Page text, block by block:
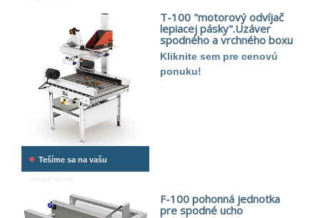
• Tešíme sa na vašu
T-100 "motorový odvíjač
lepiacej pásky".Uzáver
spodného a vrchného boxu
Kliknite sem pre cenovú
ponuku!
F-100 pohonná jednotka
pre spodné ucho